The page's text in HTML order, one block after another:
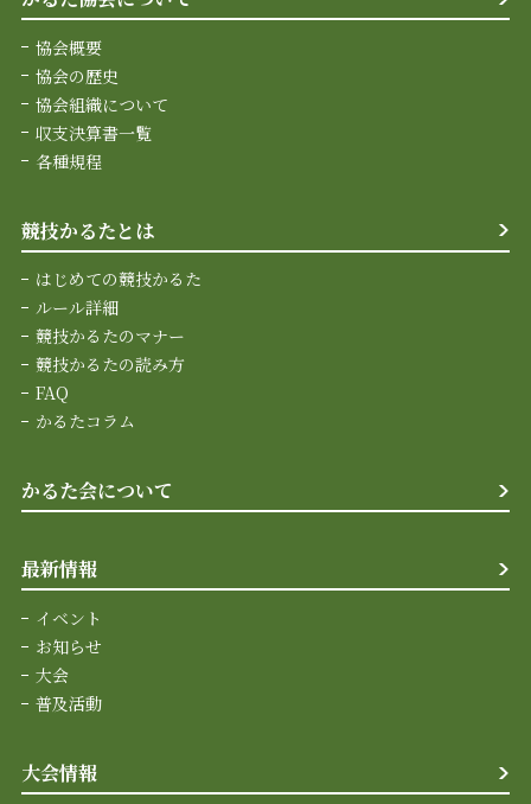
協会概要
協会の歴史
協会組織について
収支決算書一覧
各種規程
競技かるたとは
はじめての競技かるた
ルール詳細
競技かるたのマナー
競技かるたの読み方
FAQ
かるたコラム
かるた会について
最新情報
イベント
お知らせ
大会
普及活動
大会情報